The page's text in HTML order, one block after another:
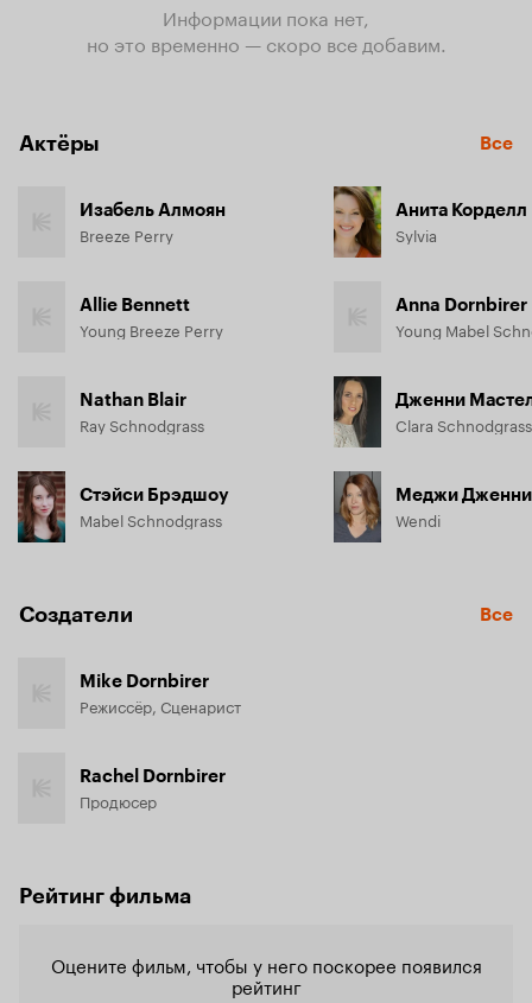
Информации пока нет,
но это временно — скоро все добавим.
Актёры Все
Изабель Алмоян
Breeze Perry
Allie Bennett
Young Breeze Perry
Nathan Blair
Ray Schnodgrass
Стэйси Брэдшоу
Mabel Schnodgrass
Анита Корделл
Sylvia
Anna Dornbirer
Young Mabel
Дженни
Clara Schnodgrass
Меджи Дженни
Wendi
Создатели Все
Mike Dornbirer
Режиссёр, Сценарист
Rachel Dornbirer
Продюсер
Рейтинг фильма
Оцените фильм, чтобы у него поскорее появился
рейтинг